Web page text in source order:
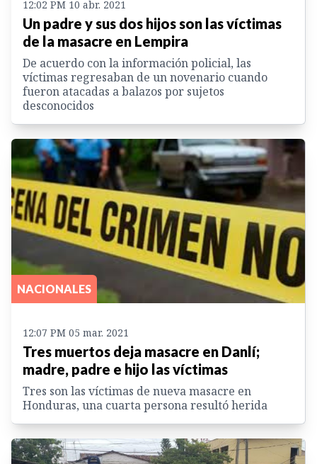
12:02 PM 10 abr. 2021
Un padre y sus dos hijos son las víctimas
de la masacre en Lempira
De acuerdo con la información policial, las
víctimas regresaban de un novenario cuando
fueron atacadas a balazos por sujetos
desconocidos
NACIONALES
12:07 PM 05 mar. 2021
Tres muertos deja masacre en Danlí;
madre, padre e hijo las víctimas
Tres son las víctimas de nueva masacre en
Honduras, una cuarta persona resultó herida